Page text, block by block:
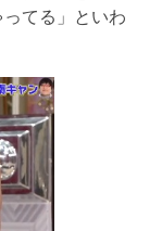
てる」といわ